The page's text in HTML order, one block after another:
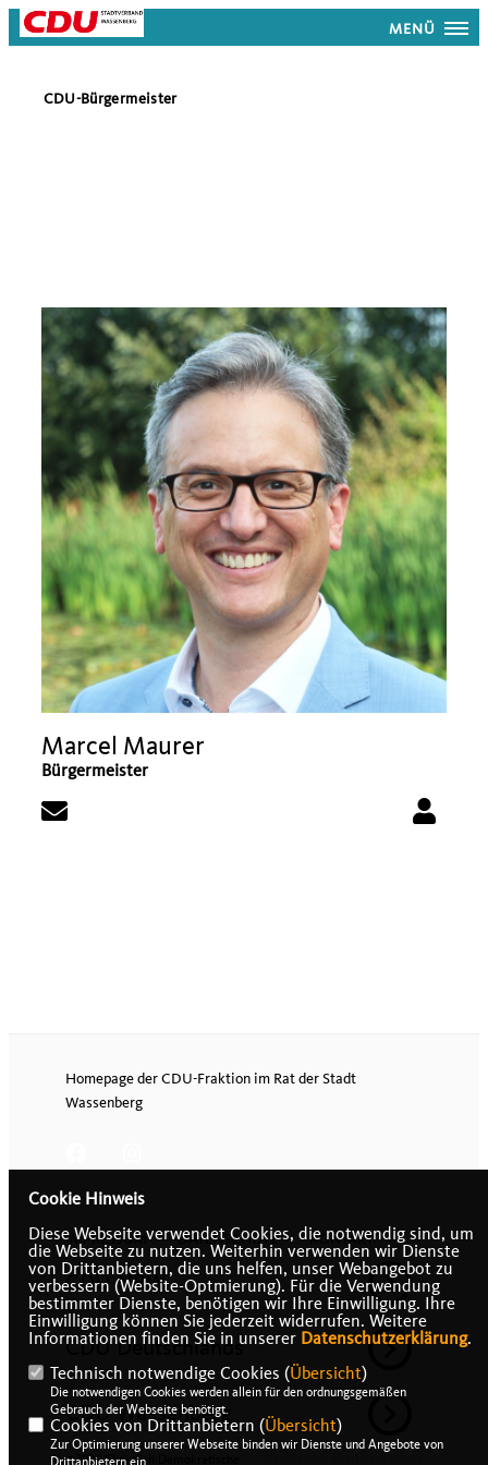
MENÜ
CDU-Bürgermeister
Marcel Maurer
Bürgermeister
Homepage der CDU-Fraktion im Rat der Stadt
Wassenberg
IMPRESSUM DATENSCHUTZ KONTAKT
CDU NRW
CDU Deutschlands
CDU Wassenberg
@2026 Christlich Demokratische
Cookie Hinweis
Diese Webseite verwendet Cookies, die notwendig sind, um
die Webseite zu nutzen. Weiterhin verwenden wir Dienste
von Drittanbietern, die uns helfen, unser Webangebot zu
verbessern (Website-Optmierung). Für die Verwendung
bestimmter Dienste, benötigen wir Ihre Einwilligung. Ihre
Einwilligung können Sie jederzeit widerrufen. Weitere
Informationen finden Sie in unserer Datenschutzerklärung.
Technisch notwendige Cookies (Übersicht)
Die notwendigen Cookies werden allein für den ordnungsgemäßen
Gebrauch der Webseite benötigt.
Cookies von Drittanbietern (Übersicht)
Zur Optimierung unserer Webseite binden wir Dienste und Angebote von
Drittanbietern ein.